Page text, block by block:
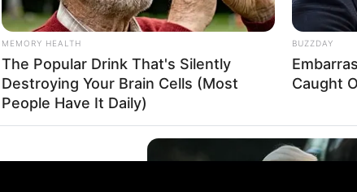
MEMORY HEALTH
The Popular Drink That's Silently
Destroying Your Brain Cells (Most
People Have It Daily)
BUZZDAY
Caught